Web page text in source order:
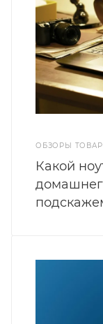
ОБЗОРЫ
Какой